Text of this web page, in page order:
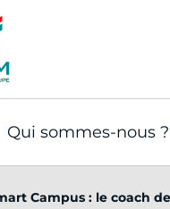
Qui sommes-nous ?
Campus : le coach